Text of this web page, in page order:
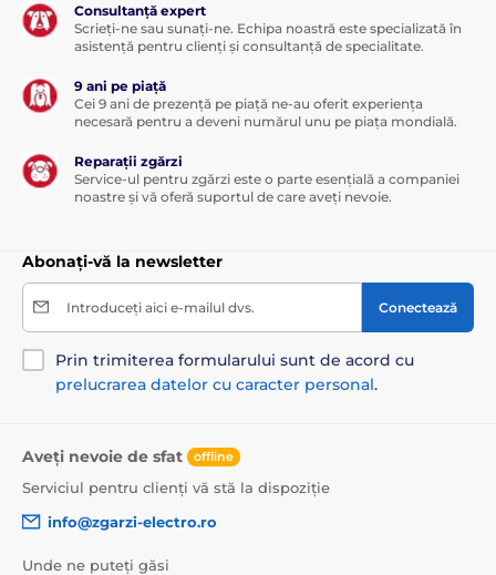
Consultanță expert
Scrieți-ne sau sunați-ne. Echipa noastră este specializată în
asistență pentru clienți și consultanță de specialitate.
9 ani pe piață
Cei 9 ani de prezență pe piață ne-au oferit experiența
necesară pentru a deveni numărul unu pe piața mondială.
Reparații zgărzi
Service-ul pentru zgărzi este o parte esențială a companiei
noastre și vă oferă suportul de care aveți nevoie.
Abonați-vă la newsletter
Introduceți aici e-mailul dvs. Conectează
Prin trimiterea formularului sunt de acord cu
prelucrarea datelor cu caracter personal.
Aveți nevoie de sfat offline
Serviciul pentru clienți vă stă la dispoziție
info@zgarzi-electro.ro
Unde ne puteți găsi